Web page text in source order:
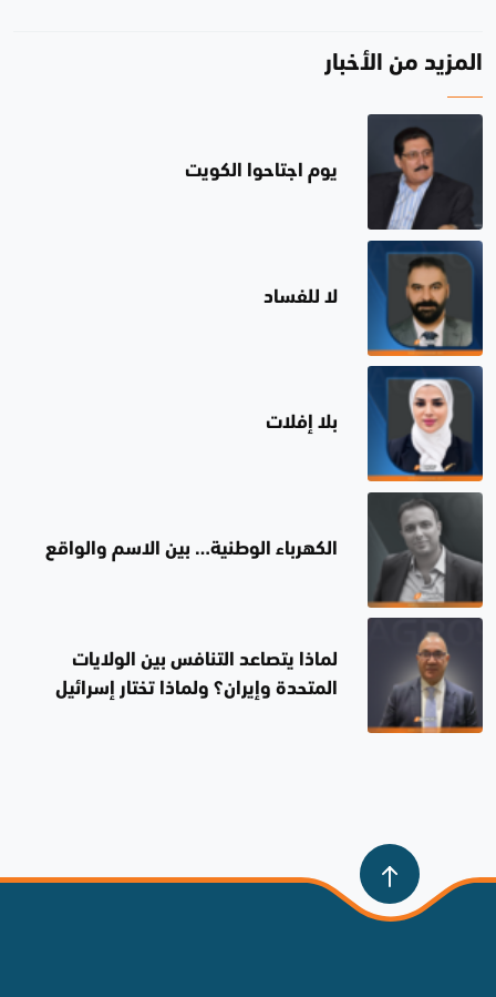
المزيد من الأخبار
يوم اجتاحوا الكويت
لا للفساد
بلا إفلات
الكهرباء الوطنية… بين الاسم والواقع
لماذا يتصاعد التنافس بين الولايات
المتحدة وإيران؟ ولماذا تختار إسرائيل